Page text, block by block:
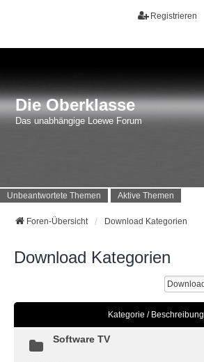
Registrieren
Die Oberklasse
Das unabhängige Loewe Forum
Unbeantwortete Themen Aktive Themen
Foren-Übersicht Download Kategorien
Download Kategorien
Kategorie / Beschreibung
Software TV